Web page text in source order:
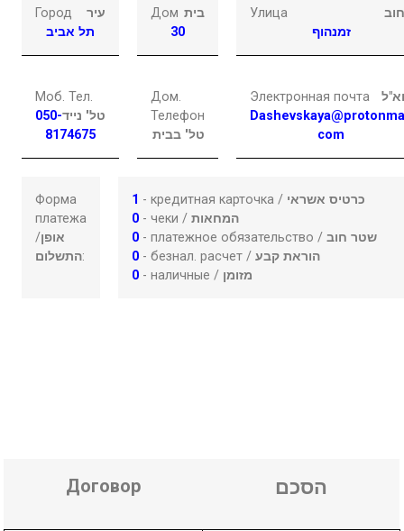
Город
עיר
תל אביב
Дом בית
30
Улица
זמנהוף
Моб. Тел.
טל' נייד050-
8174675
Дом.
Телефон
טל' בבית
Электронная почта
com
Форма
платежа
/אופן
התשלום:
1 - кредитная карточка / כרטיס אשראי
0 - чеки /המחאות
0 - платежное обязательство /שטר חוב
0 - безнал. расчет /הוראת קבע
0 - наличные / מזומן
Договор הסכם